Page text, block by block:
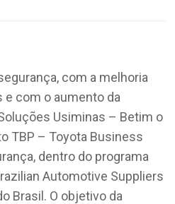
com a melhoria
com o aumento da
Usiminas – Betim o
TBP – Toyota Business
dentro do programa
Automotive Suppliers
Brasil. O objetivo da